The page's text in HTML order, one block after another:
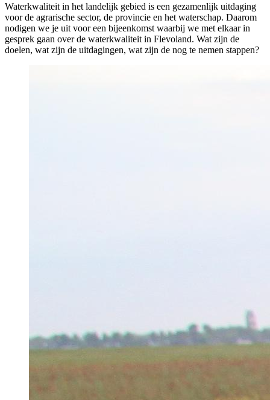
Waterkwaliteit in het landelijk gebied is een gezamenlijk uitdaging
voor de agrarische sector, de provincie en het waterschap. Daarom
nodigen we je uit voor een bijeenkomst waarbij we met elkaar in
gesprek gaan over de waterkwaliteit in Flevoland. Wat zijn de
doelen, wat zijn de uitdagingen, wat zijn de nog te nemen stappen?